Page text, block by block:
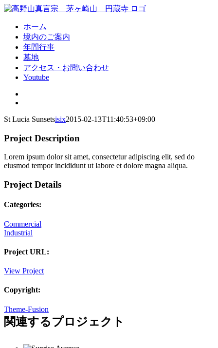
Skip
contentホーム
境内のご案内
年間行事
墓地
アクセス・お問い合わせ
Youtube
Image
St Lucia Sunsetsisix2015-02-13T11:40:53+09:00
Project Description
Lorem ipsum dolor sit amet, consectetur adipiscing elit, sed do
eiusmod tempor incididunt ut labore et dolore magna aliqua.
Project Details
Categories:
Commercial
Industrial
Project URL:
View Project
Copyright:
Theme-Fusion
関連するプロジェクト